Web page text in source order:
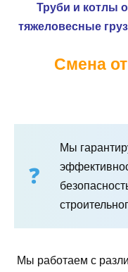
Труби и котлы
тяжеловесные
Смена
Мы
Мы работаем с